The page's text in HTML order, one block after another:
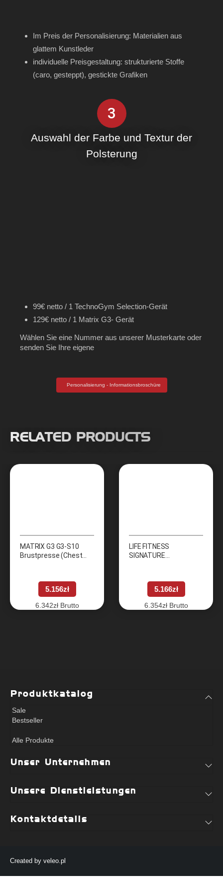
Im Preis der Personalisierung: Materialien aus
glattem Kunstleder
individuelle Preisgestaltung: strukturierte Stoffe
(caro, gesteppt), gestickte Grafiken
3
Auswahl der Farbe und Textur der
Polsterung
99€ netto / 1 TechnoGym Selection-Gerät
129€ netto / 1 Matrix G3- Gerät
Wählen Sie eine Nummer aus unserer Musterkarte oder
senden Sie Ihre eigene
Personalisierung - Informationsbroschüre
RELATED PRODUCTS
MATRIX G3 G3-S10
Brustpresse (Chest
5.156zł
6.342zł Brutto
LIFE FITNESS
SIGNATURE
5.166zł
6.354zł Brutto
Produktkatalog
Sale
Bestseller
Alle Produkte
Unser Unternehmen
Unsere Dienstleistungen
Kontaktdetails
Created by veleo.pl